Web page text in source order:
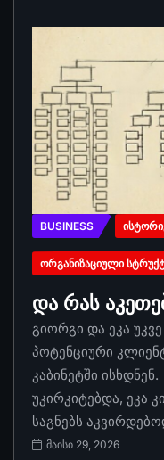
BUSINESS
ᲝᲠᲒᲐᲜᲘᲖᲐᲪᲘᲣᲚᲘ
და რას
გიორგი და ეკა
პოტენციური
კაბინეტში
უკირკიტებდა, ეკა
საგნებს
მაისი 29, 2026